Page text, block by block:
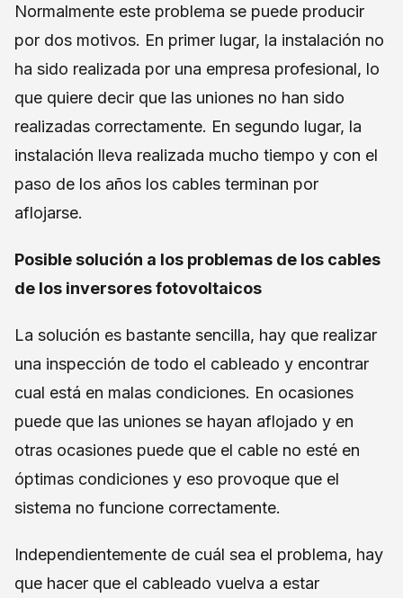
Normalmente este problema se puede producir
por dos motivos. En primer lugar, la instalación no
ha sido realizada por una empresa profesional, lo
que quiere decir que las uniones no han sido
realizadas correctamente. En segundo lugar, la
instalación lleva realizada mucho tiempo y con el
paso de los años los cables terminan por
aflojarse.
Posible solución a los problemas de los cables
de los inversores fotovoltaicos
La solución es bastante sencilla, hay que realizar
una inspección de todo el cableado y encontrar
cual está en malas condiciones. En ocasiones
puede que las uniones se hayan aflojado y en
otras ocasiones puede que el cable no esté en
óptimas condiciones y eso provoque que el
sistema no funcione correctamente.
Independientemente de cuál sea el problema, hay
que hacer que el cableado vuelva a estar